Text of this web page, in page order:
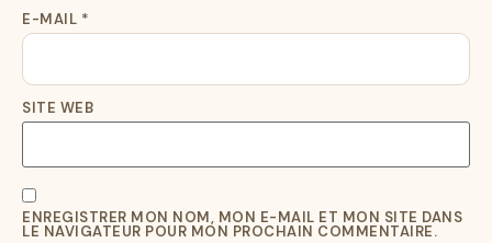
E-MAIL *
SITE WEB
ENREGISTRER MON NOM, MON E-MAIL ET MON SITE DANS
LE NAVIGATEUR POUR MON PROCHAIN COMMENTAIRE.